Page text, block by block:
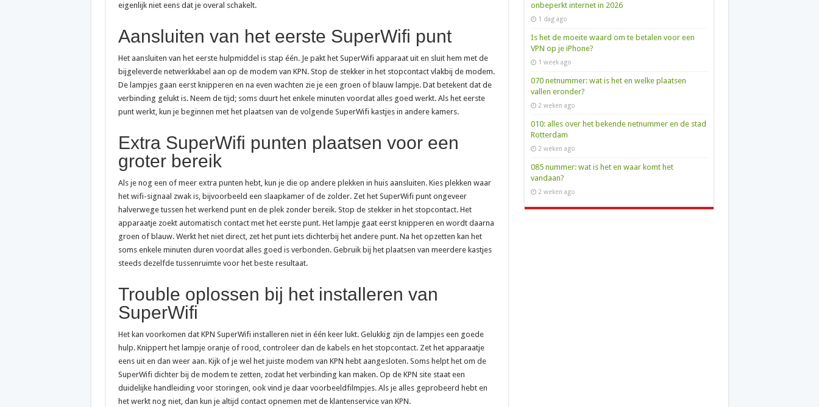
eigenlijk niet eens dat je overal schakelt.
Aansluiten van het eerste SuperWifi punt
Het aansluiten van het eerste hulpmiddel is stap één. Je pakt het SuperWifi apparaat uit en sluit hem met de
bijgeleverde netwerkkabel aan op de modem van KPN. Stop de stekker in het stopcontact vlakbij de modem.
De lampjes gaan eerst knipperen en na even wachten zie je een groen of blauw lampje. Dat betekent dat de
verbinding gelukt is. Neem de tijd; soms duurt het enkele minuten voordat alles goed werkt. Als het eerste
punt werkt, kun je beginnen met het plaatsen van de volgende SuperWifi kastjes in andere kamers.
Extra SuperWifi punten plaatsen voor een
groter bereik
Als je nog een of meer extra punten hebt, kun je die op andere plekken in huis aansluiten. Kies plekken waar
het wifi-signaal zwak is, bijvoorbeeld een slaapkamer of de zolder. Zet het SuperWifi punt ongeveer
halverwege tussen het werkend punt en de plek zonder bereik. Stop de stekker in het stopcontact. Het
apparaatje zoekt automatisch contact met het eerste punt. Het lampje gaat eerst knipperen en wordt daarna
groen of blauw. Werkt het niet direct, zet het punt iets dichterbij het andere punt. Na het opzetten kan het
soms enkele minuten duren voordat alles goed is verbonden. Gebruik bij het plaatsen van meerdere kastjes
steeds dezelfde tussenruimte voor het beste resultaat.
Trouble oplossen bij het installeren van
SuperWifi
Het kan voorkomen dat KPN SuperWifi installeren niet in één keer lukt. Gelukkig zijn de lampjes een goede
hulp. Knippert het lampje oranje of rood, controleer dan de kabels en het stopcontact. Zet het apparaatje
eens uit en dan weer aan. Kijk of je wel het juiste modem van KPN hebt aangesloten. Soms helpt het om de
SuperWifi dichter bij de modem te zetten, zodat het verbinding kan maken. Op de KPN site staat een
duidelijke handleiding voor storingen, ook vind je daar voorbeeldfilmpjes. Als je alles geprobeerd hebt en
het werkt nog niet, dan kun je altijd contact opnemen met de klantenservice van KPN.
onbeperkt internet in 2026
1 dag ago
Is het de moeite waard om te betalen voor een
VPN op je iPhone?
1 week ago
070 netnummer: wat is het en welke plaatsen
vallen eronder?
2 weken ago
010: alles over het bekende netnummer en de stad
Rotterdam
2 weken ago
085 nummer: wat is het en waar komt het
vandaan?
2 weken ago